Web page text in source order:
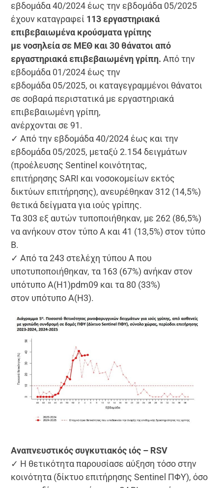
εβδομάδα 40/2024 έως την εβδομάδα 05/2025
έχουν καταγραφεί 113 εργαστηριακά
επιβεβαιωμένα κρούσματα γρίπης
με νοσηλεία σε ΜΕΘ και 30 θάνατοι από
εργαστηριακά επιβεβαιωμένη γρίπη. Από την
εβδομάδα 01/2024 έως την
εβδομάδα 05/2025, οι καταγεγραμμένοι θάνατοι
σε σοβαρά περιστατικά με εργαστηριακά
επιβεβαιωμένη γρίπη,
ανέρχονται σε 91.
✓ Από την εβδομάδα 40/2024 έως και την
εβδομάδα 05/2025, μεταξύ 2.154 δειγμάτων
(προέλευσης Sentinel κοινότητας,
επιτήρησης SARI και νοσοκομείων εκτός
δικτύων επιτήρησης), ανευρέθηκαν 312 (14,5%)
θετικά δείγματα για ιούς γρίπης.
Τα 303 εξ αυτών τυποποιήθηκαν, με 262 (86,5%)
να ανήκουν στον τύπο Α και 41 (13,5%) στον τύπο
Β.
✓ Από τα 243 στελέχη τύπου Α που
υποτυποποιήθηκαν, τα 163 (67%) ανήκαν στον
υπότυπο Α(Η1)pdm09 και τα 80 (33%)
στον υπότυπο Α(Η3).
Αναπνευστικός συγκυτιακός ιός – RSV
✓ Η θετικότητα παρουσίασε αύξηση τόσο στην
κοινότητα (δίκτυο επιτήρησης Sentinel ΠΦΥ), όσο